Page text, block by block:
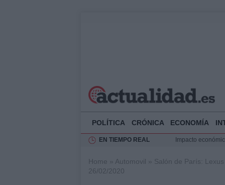
POLÍTICA CRÓNICA ECONOMÍA
EN TIEMPO REAL
Impacto
Transformación
Home » Automovil » Salón de París:
26/02/2020